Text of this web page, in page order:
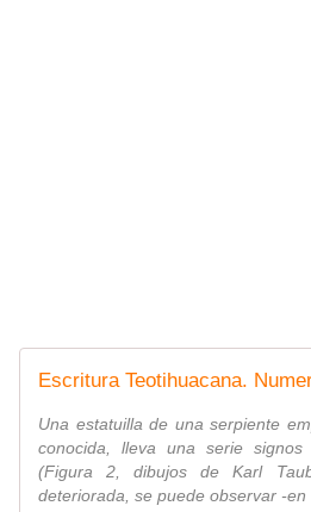
Una estatuilla de una serpiente
conocida, lleva una serie
(Figura 2, dibujos de Karl
deteriorada, se puede observar -en